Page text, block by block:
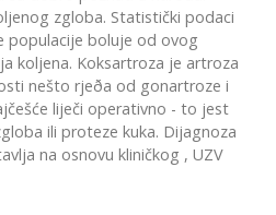
zgloba. Statistički podaci
populacije boluje od ovog
koljena. Koksartroza je artroza
nešto rjeða od gonartroze i
liječi operativno - to jest
ili proteze kuka. Dijagnoza
na osnovu kliničkog , UZV